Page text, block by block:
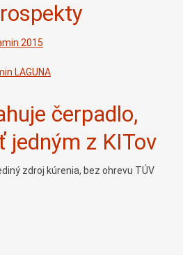
2015
LAGUNA
čerpadlo,
jedným z KITov
zdroj kúrenia, bez ohrevu TÚV